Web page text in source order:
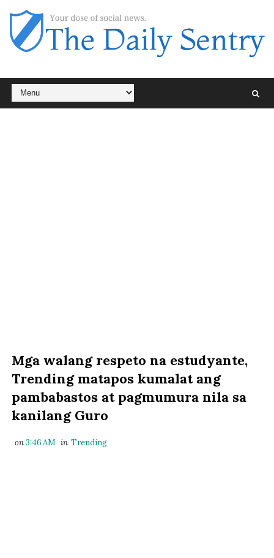
Mga walang respeto na estudyante,
Trending matapos kumalat ang
pambabastos at pagmumura nila sa
kanilang Guro
on3:46 AM in Trending